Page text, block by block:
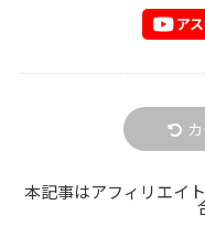
本記事はアフィリエイ